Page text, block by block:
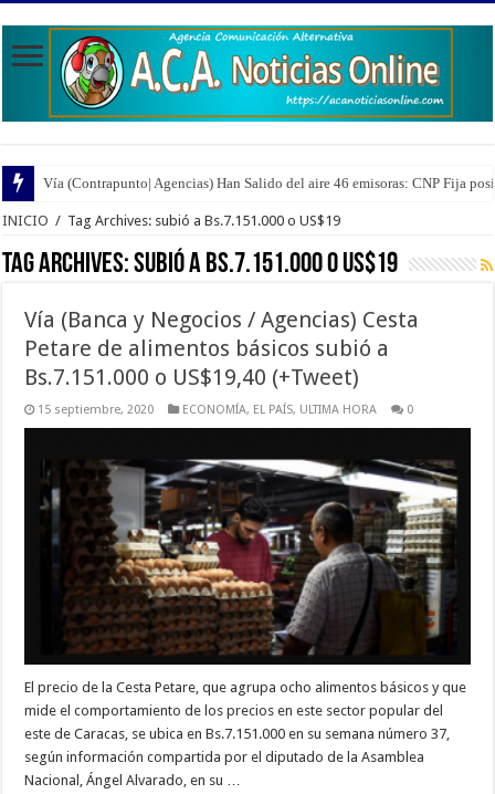
Vía (Contrapunto| Agencias) Han Salido del aire 46 emisoras: CNP Fija
INICIO / Tag Archives: subió a Bs.7.151.000 o US$19
Tag Archives:subió a Bs.7.151.000 o US$19
Vía (Banca y Negocios / Agencias) Cesta
Petare de alimentos básicos subió a
Bs.7.151.000 o US$19,40 (+Tweet)
15 septiembre, 2020 ECONOMÍA, EL PAÍS, ULTIMA HORA 0
El precio de la Cesta Petare, que agrupa ocho alimentos básicos y que
mide el comportamiento de los precios en este sector popular del
este de Caracas, se ubica en Bs.7.151.000 en su semana número 37,
según información compartida por el diputado de la Asamblea
Nacional, Ángel Alvarado, en su …